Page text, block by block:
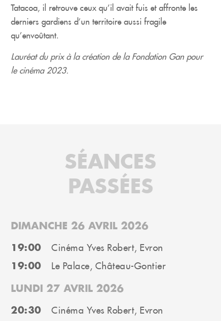
Tatacoa, il retrouve ceux qu’il avait fuis et affronte les
derniers gardiens d’un territoire aussi fragile
qu’envoûtant.
Lauréat du prix à la création de la Fondation Gan pour
le cinéma 2023.
SÉANCES
PASSÉES
DIMANCHE 26 AVRIL 2026
19:00 Cinéma Yves Robert, Evron
19:00 Le Palace, Château-Gontier
LUNDI 27 AVRIL 2026
20:30 Cinéma Yves Robert, Evron